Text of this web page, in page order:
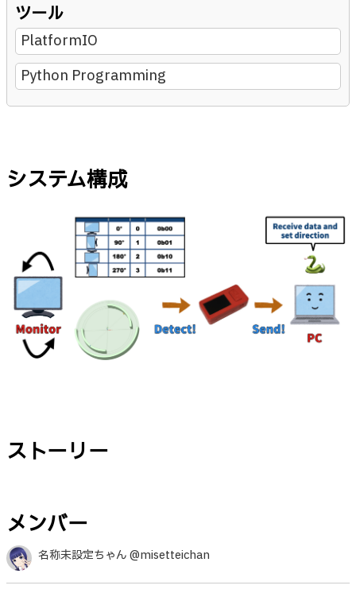
ツール
PlatformIO
Python Programming
システム構成
ストーリー
メンバー
名称未設定ちゃん @misetteichan